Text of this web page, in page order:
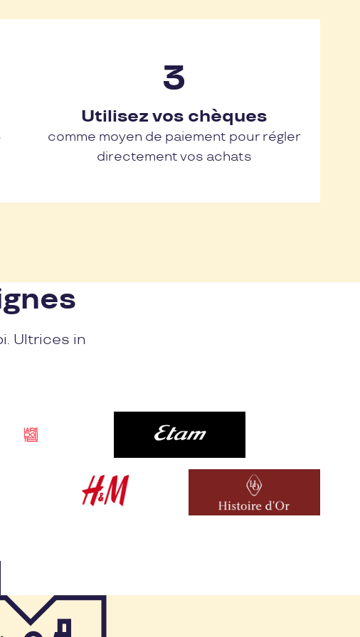
Utilisez vos chèques
comme moyen de paiement pour régler
directement vos achats
Ultrices in